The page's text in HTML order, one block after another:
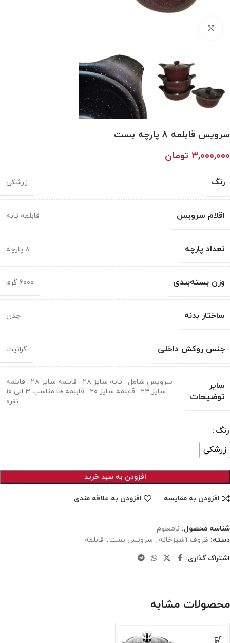
سرویس قابلمه 8 پارچه بست
۳,۰۰۰,۰۰۰ تومان
رنگ زرشکی
اقلام سرویس قابلمه تابه
تعداد پارچه ۸ پارچه
وزن بسته‌بندی ۶۰۰۰ گرم
ساختار بدنه چدن
جنس روکش داخلی گرانیت
سایر
توضیحات
سرویس شامل : تابه سایز ۲۸ . قابلمه سایز ۲۸ . قابلمه
سایز ۲۴ . قابلمه سایز ۲۰ . قابلمه ها مناسب ۳ الی ۱۰
نفره
رنگ
زرشکی
افزودن به سبد خرید
افزودن به مقایسه افزودن به علاقه مندی
شناسه محصول: نامعلوم
دسته: ظروف آشپزخانه , سرویس بست , قابلمه
اشتراک گذاری:
محصولات مشابه